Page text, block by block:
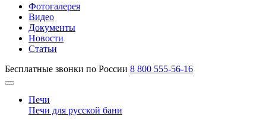
Фотогалерея
Видео
Документы
Новости
Статьи
Бесплатные звонки по России 8 800 555-56-16
Печи
Печи для русской бани